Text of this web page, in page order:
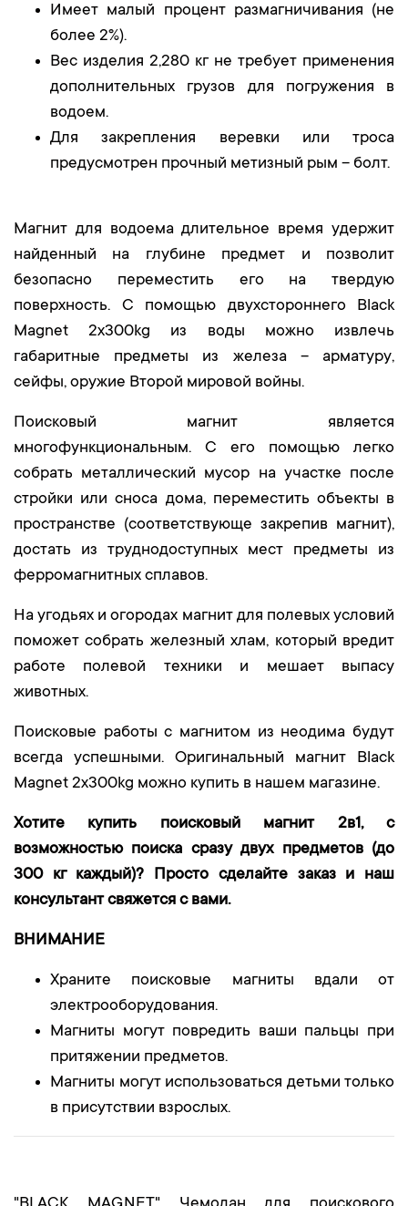
Имеет малый процент размагничивания (не
более 2%).
Вес изделия 2,280 кг не требует применения
дополнительных грузов для погружения в
водоем.
Для закрепления веревки или троса
предусмотрен прочный метизный рым – болт.
Магнит для водоема длительное время удержит
найденный на глубине предмет и позволит
безопасно переместить его на твердую
поверхность. С помощью двухстороннего Black
Magnet 2х300kg из воды можно извлечь
габаритные предметы из железа – арматуру,
сейфы, оружие Второй мировой войны.
Поисковый магнит является
многофункциональным. С его помощью легко
собрать металлический мусор на участке после
стройки или сноса дома, переместить объекты в
пространстве (соответствующе закрепив магнит),
достать из труднодоступных мест предметы из
ферромагнитных сплавов.
На угодьях и огородах магнит для полевых условий
поможет собрать железный хлам, который вредит
работе полевой техники и мешает выпасу
животных.
Поисковые работы с магнитом из неодима будут
всегда успешными. Оригинальный магнит Black
Magnet 2х300kg можно купить в нашем магазине.
Хотите купить поисковый магнит 2в1, с
возможностью поиска сразу двух предметов (до
300 кг каждый)? Просто сделайте заказ и наш
консультант свяжется с вами.
ВНИМАНИЕ
Храните поисковые магниты вдали от
электрооборудования.
Магниты могут повредить ваши пальцы при
притяжении предметов.
Магниты могут использоваться детьми только
в присутствии взрослых.